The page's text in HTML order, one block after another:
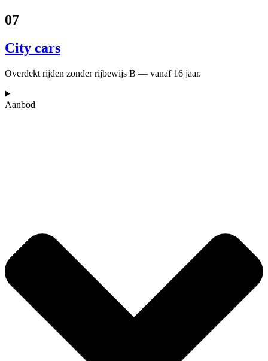
07
City cars
Overdekt rijden zonder rijbewijs B — vanaf 16 jaar.
Aanbod